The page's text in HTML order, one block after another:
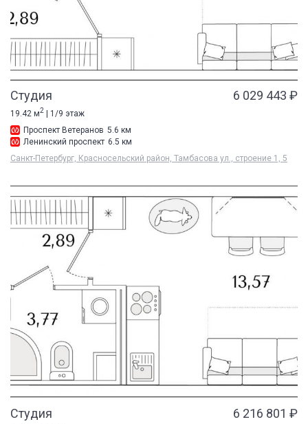
Студия 6 029 443 ₽
19.42 м2 | 1/9 этаж
Проспект Ветеранов 5.6 км
Ленинский проспект 6.5 км
Санкт-Петербург, Красносельский район, Тамбасова ул., строение 1, 5
Студия 6 216 801 ₽